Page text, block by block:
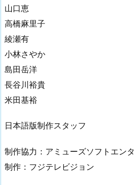
山口恵
高橋麻里子
綾瀬有
小林さやか
島田岳洋
長谷川裕貴
米田基裕
日本語版制作スタッフ
制作協力：アミューズソフトエン
制作：フジテレビジョン